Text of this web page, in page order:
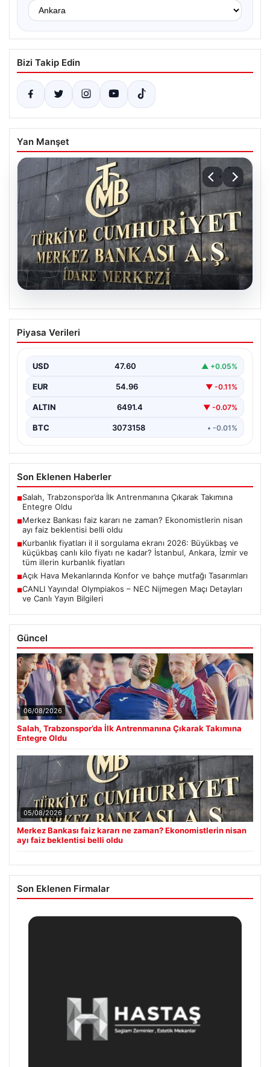
Bizi Takip Edin
Yan Manşet
05.08.2026
Merkez Bankası faiz kararı ne zaman?
Ekonomistlerin nisan ayı faiz beklentisi
Piyasa Verileri
USD 47.60 ▲ +0.05%
EUR 54.96 ▼ -0.11%
ALTIN 6491.4 ▼ -0.07%
BTC 3073158 • -0.01%
Son Eklenen Haberler
■Salah, Trabzonspor’da İlk Antrenmanına Çıkarak Takımına
Entegre Oldu
■Merkez Bankası faiz kararı ne zaman? Ekonomistlerin nisan
ayı faiz beklentisi belli oldu
■Kurbanlık fiyatları il il sorgulama ekranı 2026: Büyükbaş ve
küçükbaş canlı kilo fiyatı ne kadar? İstanbul, Ankara, İzmir ve
tüm illerin kurbanlık fiyatları
■Açık Hava Mekanlarında Konfor ve bahçe mutfağı Tasarımları
■CANLI Yayında! Olympiakos – NEC Nijmegen Maçı Detayları
ve Canlı Yayın Bilgileri
Güncel
06/08/2026
Salah, Trabzonspor’da İlk Antrenmanına Çıkarak Takımına
Entegre Oldu
05/08/2026
Merkez Bankası faiz kararı ne zaman? Ekonomistlerin nisan
ayı faiz beklentisi belli oldu
Son Eklenen Firmalar